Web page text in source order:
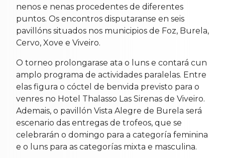
nenos e nenas procedentes de diferentes
puntos. Os encontros disputaranse en seis
pavillóns situados nos municipios de Foz, Burela,
Cervo, Xove e Viveiro.
O torneo prolongarase ata o luns e contará cun
amplo programa de actividades paralelas. Entre
elas figura o cóctel de benvida previsto para o
venres no Hotel Thalasso Las Sirenas de Viveiro.
Ademais, o pavillón Vista Alegre de Burela será
escenario das entregas de trofeos, que se
celebrarán o domingo para a categoría feminina
e o luns para as categorías mixta e masculina.